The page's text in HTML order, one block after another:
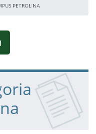
PETROLINA